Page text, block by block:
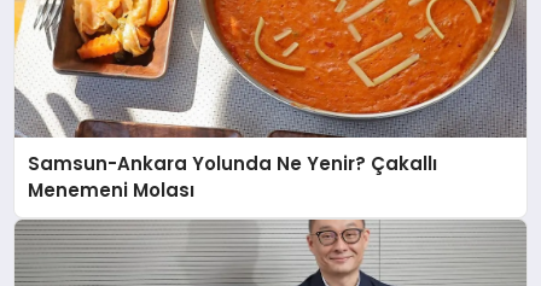
Samsun-Ankara Yolunda Ne Yenir? Çakallı
Menemeni Molası